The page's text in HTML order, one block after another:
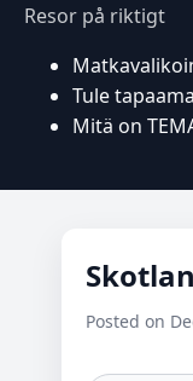
Resor på riktigt
Tule
Mitä on
Posted on